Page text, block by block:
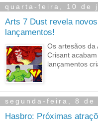
quarta-feira, 10 de
Arts 7 Dust revela novos
lançamentos!
Os artesãos da
Crisant
lançamentos
segunda-feira, 8 de
Hasbro: Próximas